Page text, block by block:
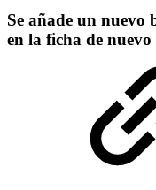
Se añade un nuevo
en la ficha de